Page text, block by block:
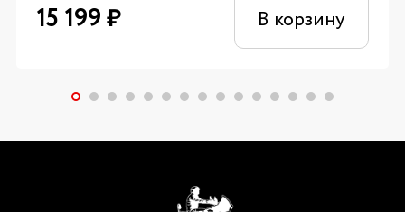
15 199₽ В корзину